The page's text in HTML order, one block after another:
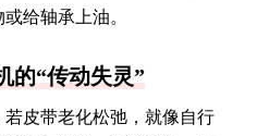
给轴承上油。
的“传动失灵”
皮带老化松弛，就像自行